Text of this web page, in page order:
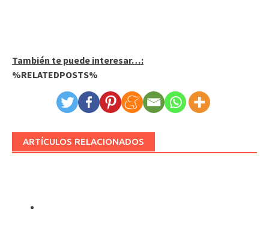
También te puede interesar…:
%RELATEDPOSTS%
ARTÍCULOS RELACIONADOS